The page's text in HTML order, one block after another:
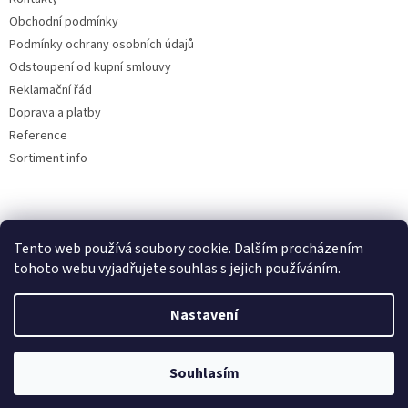
Tento web používá soubory cookie. Dalším procházením
tohoto webu vyjadřujete souhlas s jejich používáním.
Nastavení
Souhlasím
Obchodní podmínky
Podmínky ochrany osobních údajů
Odstoupení od kupní smlouvy
Reklamační řád
Doprava a platby
Reference
Sortiment info
Reklamační řád
Vytvořil Shoptet
AUTOdesignPLUS. Všechna práva vyhrazena.